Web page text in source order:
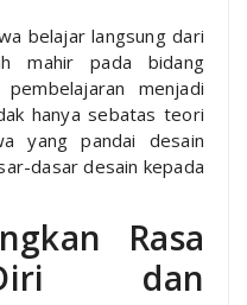
belajar langsung dari
mahir pada bidang
menjadi
hanya sebatas teori
yang pandai desain
dasar desain kepada
Rasa
dan